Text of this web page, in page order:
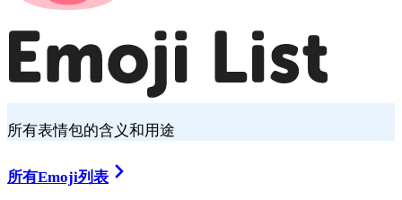
所有表情包的含义和用途
所有Emoji列表